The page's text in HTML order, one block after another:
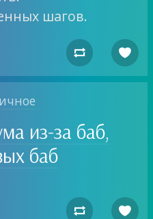
шагов.
 
из-за баб,
баб
 